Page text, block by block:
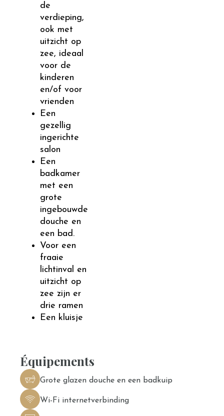
de
verdieping,
ook met
uitzicht op
zee, ideaal
voor de
kinderen
en/of voor
vrienden
Een
gezellig
ingerichte
salon
Een
badkamer
met een
grote
ingebouwde
douche en
een bad.
Voor een
fraaie
lichtinval en
uitzicht op
zee zijn er
drie ramen
Een kluisje
Équipements
Grote glazen douche en een badkuip
Wi-Fi internetverbinding